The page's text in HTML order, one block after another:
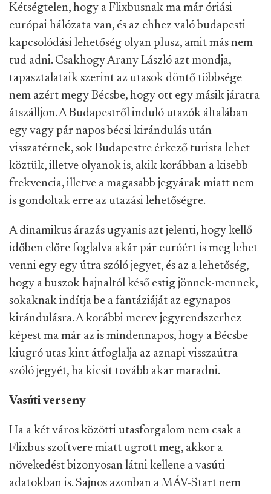
Kétségtelen, hogy a Flixbusnak ma már óriási
európai hálózata van, és az ehhez való budapesti
kapcsolódási lehetőség olyan plusz, amit más nem
tud adni. Csakhogy Arany László azt mondja,
tapasztalataik szerint az utasok döntő többsége
nem azért megy Bécsbe, hogy ott egy másik járatra
átszálljon. A Budapestről induló utazók általában
egy vagy pár napos bécsi kirándulás után
visszatérnek, sok Budapestre érkező turista lehet
köztük, illetve olyanok is, akik korábban a kisebb
frekvencia, illetve a magasabb jegyárak miatt nem
is gondoltak erre az utazási lehetőségre.
A dinamikus árazás ugyanis azt jelenti, hogy kellő
időben előre foglalva akár pár euróért is meg lehet
venni egy egy útra szóló jegyet, és az a lehetőség,
hogy a buszok hajnaltól késő estig jönnek-mennek,
sokaknak indítja be a fantáziáját az egynapos
kirándulásra. A korábbi merev jegyrendszerhez
képest ma már az is mindennapos, hogy a Bécsbe
kiugró utas kint átfoglalja az aznapi visszaútra
szóló jegyét, ha kicsit tovább akar maradni.
Vasúti verseny
Ha a két város közötti utasforgalom nem csak a
Flixbus szoftvere miatt ugrott meg, akkor a
növekedést bizonyosan látni kellene a vasúti
adatokban is. Sajnos azonban a MÁV-Start nem